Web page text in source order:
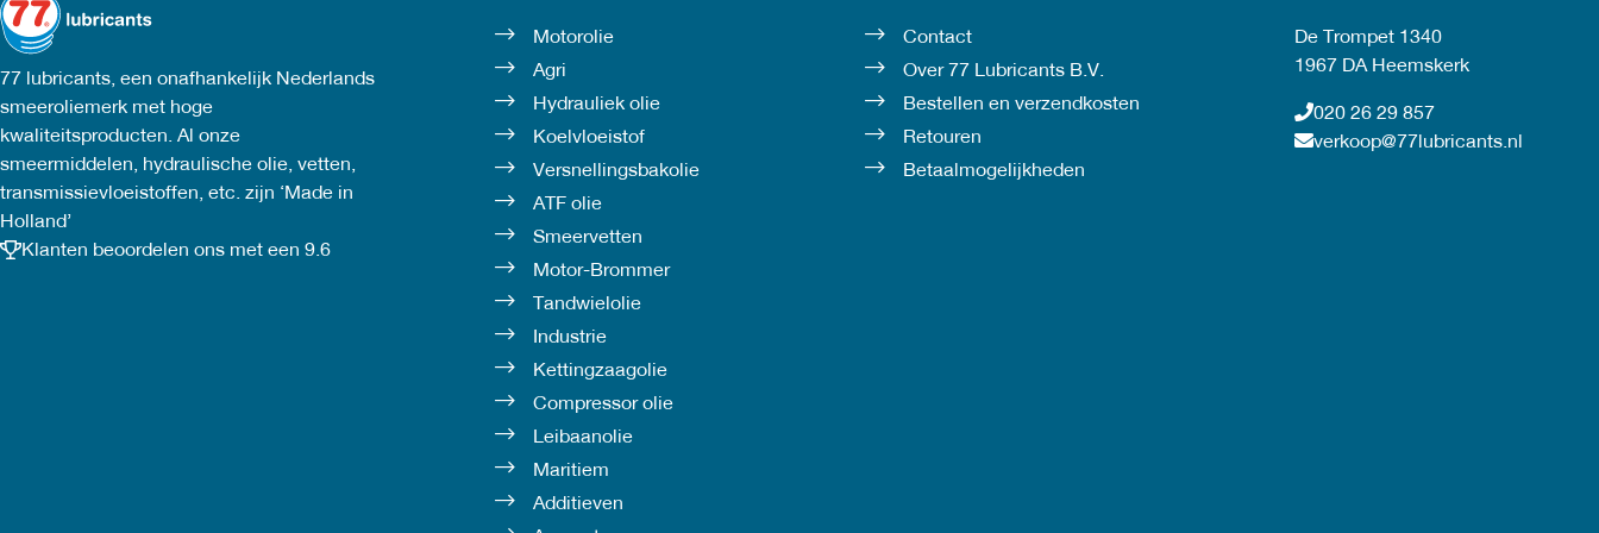
productpagina productpagina productpagina
77 lubricants, een onafhankelijk Nederlands
smeeroliemerk met hoge
kwaliteitsproducten. Al onze
smeermiddelen, hydraulische olie, vetten,
transmissievloeistoffen, etc. zijn ‘Made in
Holland’
Klanten beoordelen ons met een 9.6
Motorolie
Agri
Hydrauliek olie
Koelvloeistof
Versnellingsbakolie
ATF olie
Smeervetten
Motor-Brommer
Tandwielolie
Industrie
Kettingzaagolie
Compressor olie
Leibaanolie
Maritiem
Additieven
Contact
Over 77 Lubricants B.V.
Bestellen en verzendkosten
Retouren
Betaalmogelijkheden
De Trompet 1340
1967 DA Heemskerk
020 26 29 857
verkoop@77lubricants.nl